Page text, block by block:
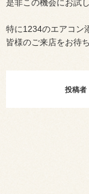
是非この機会にお試
特に1234のエアコン
皆様のご来店をお待
投稿者